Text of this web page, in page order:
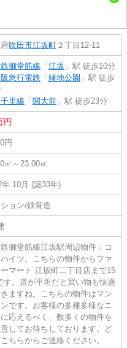
吹田市江坂町 ２丁目12-11
御堂筋線 「 江坂 」駅 徒歩10分
急行電鉄 「 緑地公園 」駅 徒歩
里線 「 関大前 」駅 徒歩23分
円
円
㎡～23.00㎡
年 10月 (築33年)
ョン/鉄骨造
御堂筋線江坂駅周辺物件：コ
イツ。こちらの物件からファ
ーマート 江坂町二丁目店まで15
す。道が平坦だと買い物も快適
ますね。こちらの物件はマン
です。お客様の多種多様なニ
応えるべく、数多くの物件を
してお待ちしております。ど
ちらからご連絡ください。